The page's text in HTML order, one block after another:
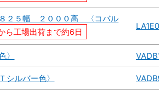
２５幅 ２０００高 〈コバル
ら工場出荷まで約6日
ルバー色〉